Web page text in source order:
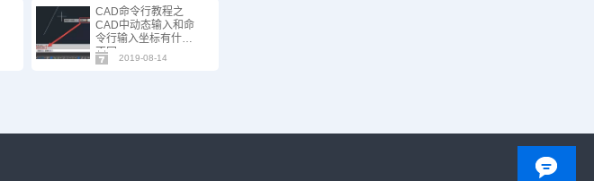
CAD命令行教程之
CAD中动态输入和命
令行输入坐标有什么
不同 2019-08-14